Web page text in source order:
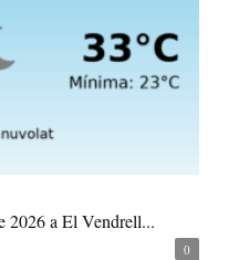
2026 a El Vendrell...
0